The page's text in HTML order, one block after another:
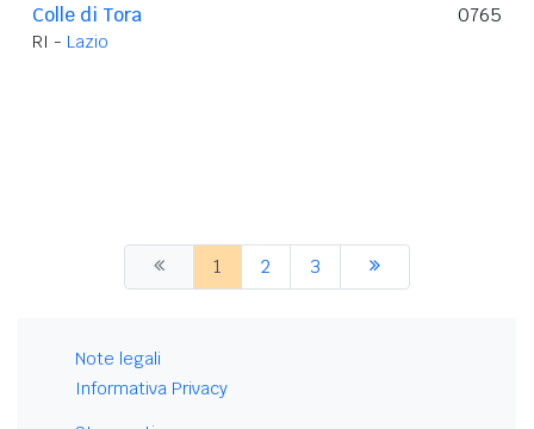
Colle di Tora
RI - Lazio
0765
1 2 3
Note legali
Informativa Privacy